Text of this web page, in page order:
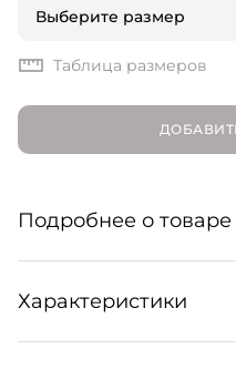
Выберите размер
Таблица размеров
Подробнее о товаре
Трикотажное боди в
Отличается элегантным
вырезом и длинными
Характеристики